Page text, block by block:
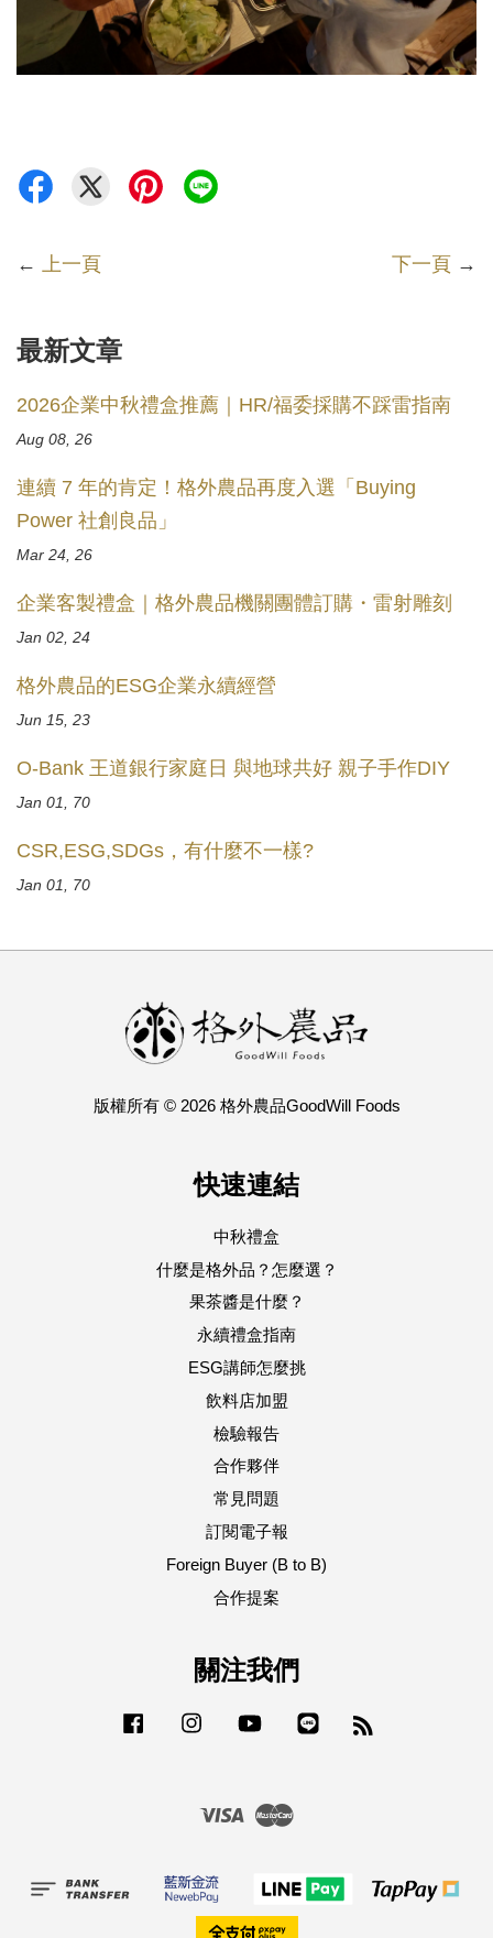
← 上一頁 下一頁 →
最新文章
2026企業中秋禮盒推薦｜HR/福委採購不踩雷指南
Aug 08, 26
連續 7 年的肯定！格外農品再度入選「Buying
Power 社創良品」
Mar 24, 26
企業客製禮盒｜格外農品機關團體訂購・雷射雕刻
Jan 02, 24
格外農品的ESG企業永續經營
Jun 15, 23
O-Bank 王道銀行家庭日 與地球共好 親子手作DIY
Jan 01, 70
CSR,ESG,SDGs，有什麼不一樣?
Jan 01, 70
版權所有 © 2026 格外農品GoodWill Foods
快速連結
中秋禮盒
什麼是格外品？怎麼選？
果茶醬是什麼？
永續禮盒指南
ESG講師怎麼挑
飲料店加盟
檢驗報告
合作夥伴
常見問題
訂閱電子報
Foreign Buyer (B to B)
合作提案
關注我們
Facebook Instagram YouTube
Visa